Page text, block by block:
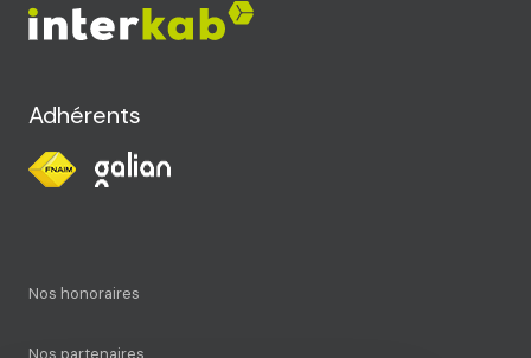
Adhérents
Nos honoraires
Nos partenaires